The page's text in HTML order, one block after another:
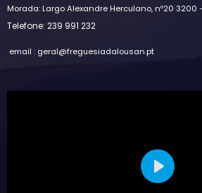
Morada: Largo Alexandre Herculano, nº20 3200
Telefone: 239 991 232
email : geral@freguesiadalousan.pt
Play